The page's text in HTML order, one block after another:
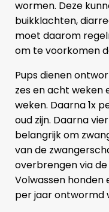
wormen. Deze
buikklachten,
moet daarom
om te voorkomen
Pups dienen
zes en acht weken
weken. Daarna 1x
oud zijn. Daarna
belangrijk om
van de
overbrengen via
Volwassen
per jaar ontwormd